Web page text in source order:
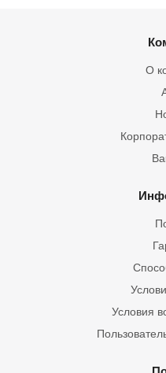
О
Условия